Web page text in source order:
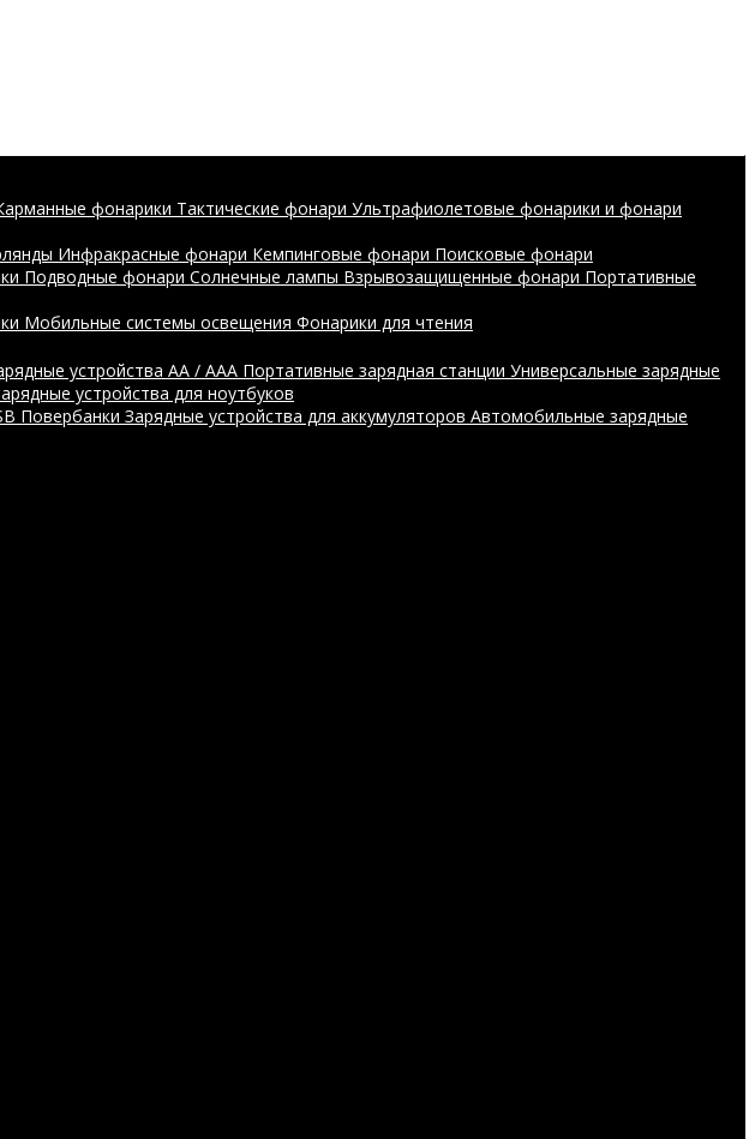
фонарики Тактические фонари Ультрафиолетовые фонарики и фонари
Инфракрасные фонари Кемпинговые фонари Поисковые фонари
Подводные фонари Солнечные лампы Взрывозащищенные фонари Портативные
Мобильные системы освещения Фонарики для чтения
устройства AA / AAA Портативные зарядная станции Универсальные зарядные
устройства для ноутбуков
Повербанки Зарядные устройства для аккумуляторов Автомобильные зарядные